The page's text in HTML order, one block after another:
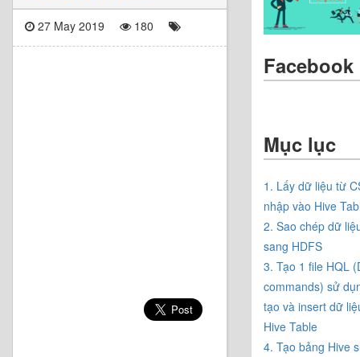
27 May 2019 180
Facebook
Mục lục
1. Lấy dữ liệu từ
nhập vào Hive
2. Sao chép dữ
sang HDFS
3. Tạo 1 file HQL
commands) sử
tạo và insert dữ
Hive Table
4. Tạo bảng Hive